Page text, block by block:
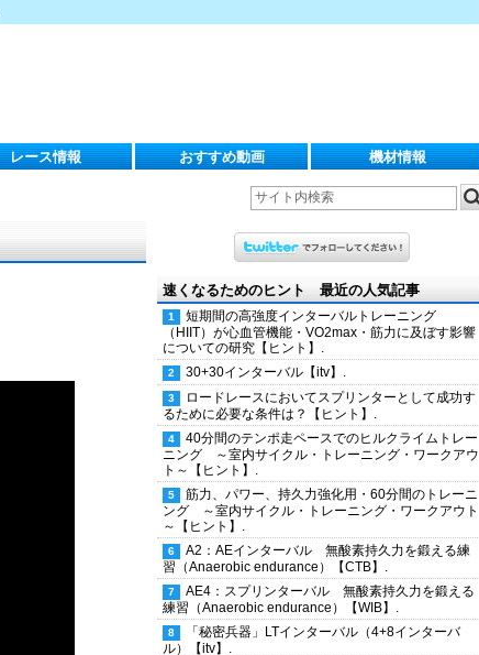
レース情報 おすすめ動画 機材情報
速くなるためのヒント 最近の人気記事
短期間の高強度インターバルトレーニング
（HIIT）が心血管機能・VO2max・筋力に及ぼす影響
についての研究【ヒント】.
30+30インターバル【itv】.
ロードレースにおいてスプリンターとして成功す
るために必要な条件は？【ヒント】.
40分間のテンポ走ペースでのヒルクライムトレー
ニング ～室内サイクル・トレーニング・ワークアウ
ト～【ヒント】.
筋力、パワー、持久力強化用・60分間のトレーニ
ング ～室内サイクル・トレーニング・ワークアウト
～【ヒント】.
A2：AEインターバル 無酸素持久力を鍛える練
習（Anaerobic endurance）【CTB】.
AE4：スプリンターバル 無酸素持久力を鍛える
練習（Anaerobic endurance）【WIB】.
「秘密兵器」LTインターバル（4+8インターバ
ル）【itv】.